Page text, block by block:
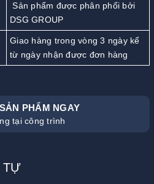
Sản phẩm được phân phối bởi
DSG GROUP
Giao hàng trong vòng 3 ngày kể
từ ngày nhận được đơn hàng
PHẨM NGAY
tại công trình
TỰ